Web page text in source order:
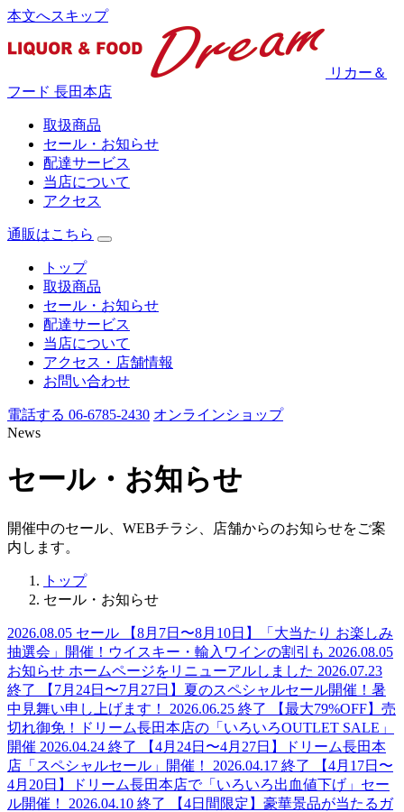
本文へスキップ
リカー＆
フード 長田本店
取扱商品
セール・お知らせ
配達サービス
当店について
アクセス
通販はこちら
トップ
取扱商品
セール・お知らせ
配達サービス
当店について
アクセス・店舗情報
お問い合わせ
電話する 06-6785-2430 オンラインショップ
News
セール・お知らせ
開催中のセール、WEBチラシ、店舗からのお知らせをご案
内します。
トップ
セール・お知らせ
2026.08.05 セール
【8月7日〜8月10日】「大当たり お楽しみ
抽選会」開催！ウイスキー・輸入ワインの割引も 2026.08.05
お知らせ ホームページをリニューアルしました 2026.07.23
終了
【7月24日〜7月27日】夏のスペシャルセール開催！暑
中見舞い申し上げます！
2026.06.25 終了
【最大79%OFF】売
切れ御免！ドリーム長田本店の「いろいろOUTLET SALE」
開催 2026.04.24 終了
【4月24日〜4月27日】ドリーム長田本
店「スペシャルセール」開催！
2026.04.17 終了
【4月17日〜
4月20日】ドリーム長田本店で「いろいろ出血値下げ」セー
ル開催！
2026.04.10 終了
【4日間限定】豪華景品が当たるガ